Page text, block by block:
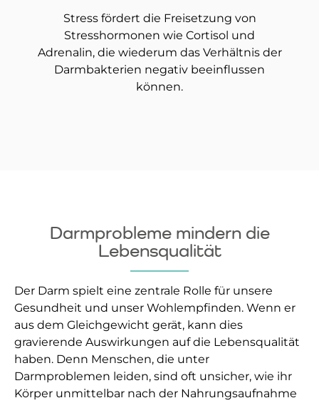
Stress fördert die Freisetzung von
Stresshormonen wie Cortisol und
Adrenalin, die wiederum das Verhältnis der
Darmbakterien negativ beeinflussen
können.
Darmprobleme mindern die
Lebensqualität
Der Darm spielt eine zentrale Rolle für unsere
Gesundheit und unser Wohlempfinden. Wenn er
aus dem Gleichgewicht gerät, kann dies
gravierende Auswirkungen auf die Lebensqualität
haben. Denn Menschen, die unter
Darmproblemen leiden, sind oft unsicher, wie ihr
Körper unmittelbar nach der Nahrungsaufnahme